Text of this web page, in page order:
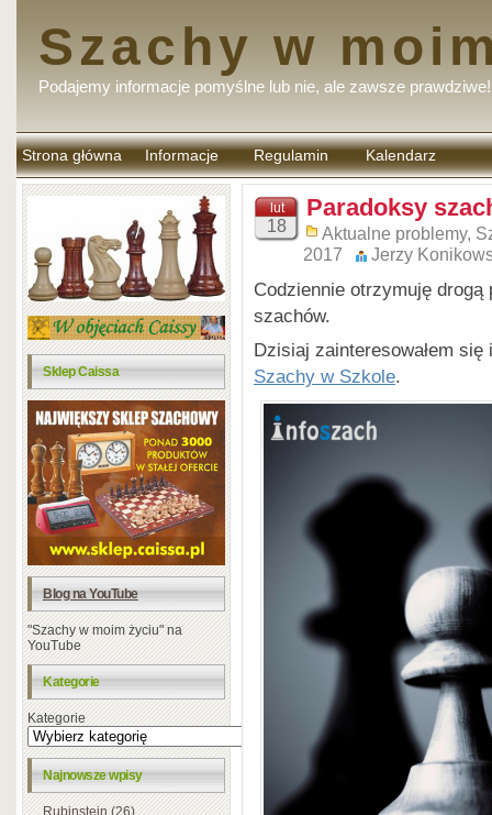
Szachy w
Podajemy informacje pomyślne lub nie, ale zawsze prawdziwe!
Strona główna Informacje Regulamin
komentarzy
Kalendarz
Sklep Caissa
Blog na YouTube
"Szachy w moim życiu" na
YouTube
Kategorie
Kategorie
Najnowsze wpisy
Rubinstein (26)
lut
18
Paradoksy
Aktualne problemy,
2017
Jerzy
Codziennie otrzymuję
szachów.
Dzisiaj zainteresowałem
Szachy w Szkole.